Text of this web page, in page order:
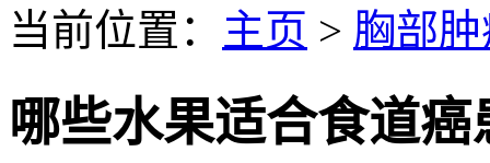
当前位置： 主页 > 胸部
哪些水果适合食道癌